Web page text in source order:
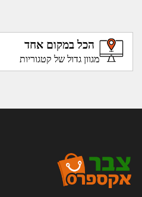
הכל במקום אחד
מגוון גדול של קטגוריות